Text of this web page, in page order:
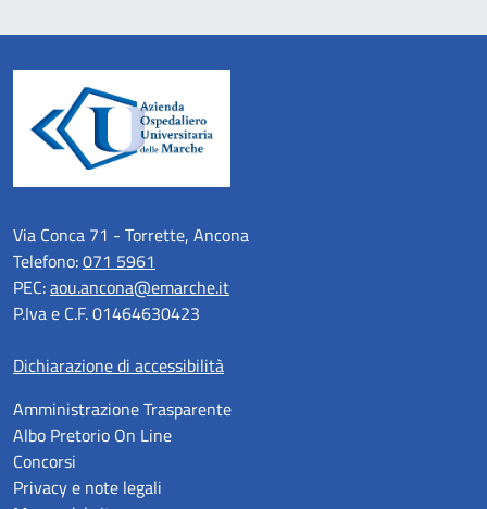
Via Conca 71 - Torrette, Ancona
Telefono:071 5961
PEC:aou.ancona@emarche.it
P.Iva e C.F. 01464630423
Dichiarazione di accessibilità
Amministrazione Trasparente
Albo Pretorio On Line
Concorsi
Privacy e note legali